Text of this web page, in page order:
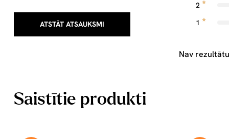
ATSTĀT ATSAUKSMI
2
1
Nav
Saistītie produkti